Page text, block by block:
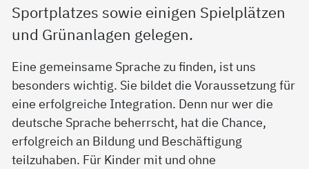
Sportplatzes sowie einigen Spielplätzen
und Grünanlagen gelegen.
Eine gemeinsame Sprache zu finden, ist uns
besonders wichtig. Sie bildet die Voraussetzung für
eine erfolgreiche Integration. Denn nur wer die
deutsche Sprache beherrscht, hat die Chance,
erfolgreich an Bildung und Beschäftigung
teilzuhaben. Für Kinder mit und ohne